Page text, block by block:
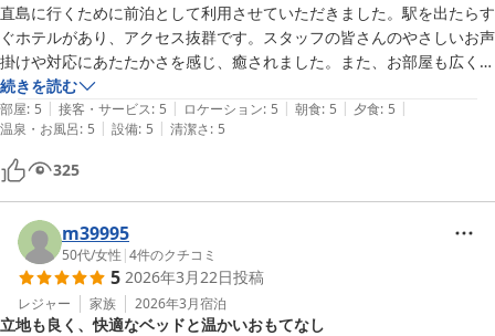
直島に行くために前泊として利用させていただきました。駅を出たらす
ぐホテルがあり、アクセス抜群です。スタッフの皆さんのやさしいお声
掛けや対応にあたたかさを感じ、癒されました。また、お部屋も広くて
清潔感があり、おしゃれでとても心地が良かったです。welcomeスイ
ーツもおいしくいただきました。夕朝食も地元の食材を沢山味わえる美
味しいお料理でした。海の見えるレストランで、ロケーションも最高で
す。お祝いしてくださったり、あたたかいお心遣いをいただき、本当に
うれしかったです。ありがとうございました！大切な思い出となりまし
た。また訪れたい、友人や家族に是非お勧めしたい、そんな素敵なホテ
ルです。お世話になりました(^^)
続きを読む
部屋: 5 | 接客・サービス: 5 | ロケーション: 5 | 朝食: 5 | 夕食: 5 |
温泉・お風呂: 5 | 設備: 5 | 清潔さ: 5
325
m39995
50代/女性 |4件のクチコミ
5 2026年3月22日投稿
レジャー 家族 2026年3月宿泊
立地も良く、快適なベッドと温かいおもてなし